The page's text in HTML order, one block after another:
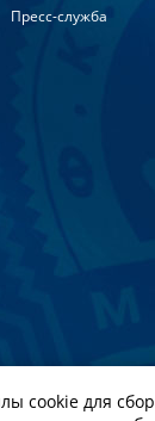
Пресс-служба
cookie для